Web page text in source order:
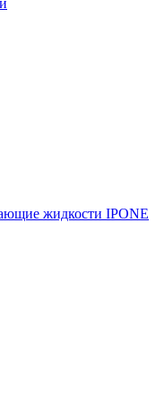
жидкости IPONE